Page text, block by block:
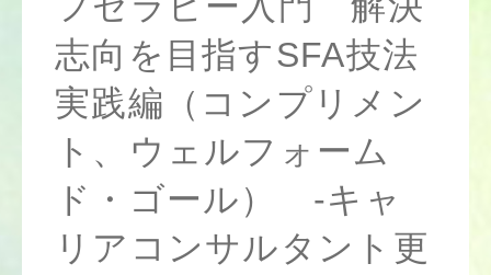
志向を目指すSFA技法
実践編（コンプリメン
ト、ウェルフォーム
ド・ゴール） -キャ
リアコンサルタント更